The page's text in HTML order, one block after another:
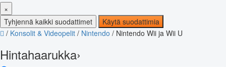
×
Tyhjennä kaikki suodattimet
Käytä suodattimia
/ Konsolit & Videopelit / Nintendo / Nintendo Wii ja Wii U
Hintahaarukka›